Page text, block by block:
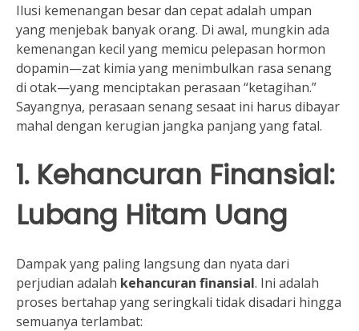
Ilusi kemenangan besar dan cepat adalah umpan
yang menjebak banyak orang. Di awal, mungkin ada
kemenangan kecil yang memicu pelepasan hormon
dopamin—zat kimia yang menimbulkan rasa senang
di otak—yang menciptakan perasaan “ketagihan.”
Sayangnya, perasaan senang sesaat ini harus dibayar
mahal dengan kerugian jangka panjang yang fatal.
1. Kehancuran Finansial:
Lubang Hitam Uang
Dampak yang paling langsung dan nyata dari
perjudian adalah kehancuran finansial. Ini adalah
proses bertahap yang seringkali tidak disadari hingga
semuanya terlambat: